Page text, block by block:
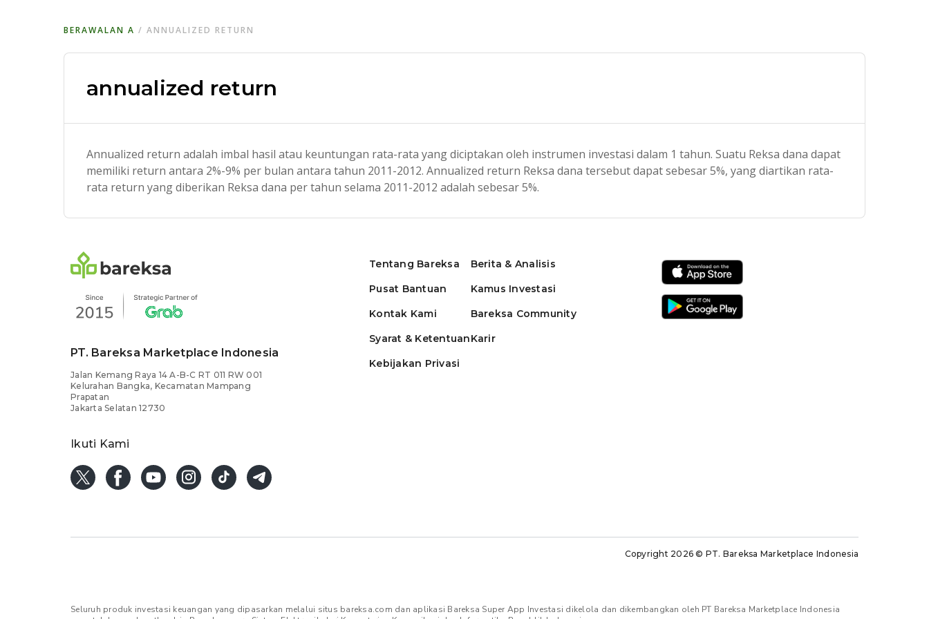
BERAWALAN A / ANNUALIZED RETURN
annualized return
Annualized return adalah imbal hasil atau keuntungan rata-rata yang diciptakan oleh instrumen investasi dalam 1 tahun. Suatu Reksa dana dapat
memiliki return antara 2%-9% per bulan antara tahun 2011-2012. Annualized return Reksa dana tersebut dapat sebesar 5%, yang diartikan rata-
rata return yang diberikan Reksa dana per tahun selama 2011-2012 adalah sebesar 5%.
PT. Bareksa Marketplace Indonesia
Jalan Kemang Raya 14 A-B-C RT 011 RW 001
Kelurahan Bangka, Kecamatan Mampang
Prapatan
Jakarta Selatan 12730
Ikuti Kami
Tentang Bareksa
Pusat Bantuan
Kontak Kami
Syarat & Ketentuan
Kebijakan Privasi
Berita & Analisis
Kamus Investasi
Bareksa Community
Karir
Copyright 2026© PT. Bareksa Marketplace Indonesia
Seluruh produk investasi keuangan yang dipasarkan melalui situs bareksa.com dan aplikasi Bareksa Super App Investasi dikelola dan dikembangkan oleh PT Bareksa Marketplace Indonesia